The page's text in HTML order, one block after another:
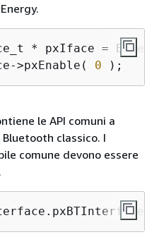
>pxEnable( 0 );
le API comuni a
classico. I
comune devono essere